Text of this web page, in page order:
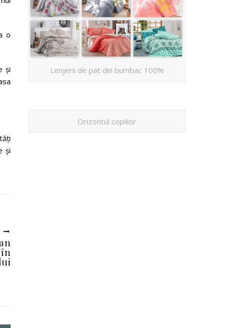
o
și
şi
Lenjerii de pat din bumbac 100%
Orizontul copiilor